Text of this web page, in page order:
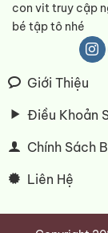
con vit truy cập
bé tập tô nhé
Giới Thiệu
Điều Khoản
Chính Sách
Liên Hệ